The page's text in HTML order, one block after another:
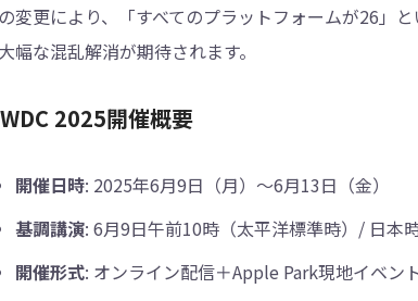
変更により、「すべてのプラットフォームが26」
幅な混乱解消が期待されます。
2025開催概要
開催日時: 2025年6月9日（月）〜6月13日（金）
基調講演: 6月9日午前10時（太平洋標準時）/ 日本
開催形式: オンライン配信＋Apple Park現地イベン